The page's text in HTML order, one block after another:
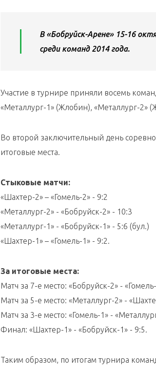
В «Бобруйск-Арене» 15-16
среди команд 2014 года.
Участие в турнире приняли восемь
«Металлург-1» (Жлобин), «Металлург-2»
Во второй заключительный день
итоговые места.
Стыковые матчи:
«Шахтер-2» – «Гомель-2» - 9:2
«Металлург-2» - «Бобруйск-2» - 10:3
«Металлург-1» - «Бобруйск-1» - 5:6 (бул.)
«Шахтер-1» – «Гомель-1» - 9:2.
За итоговые места:
Матч за 7-е место: «Бобруйск-2» -
Матч за 5-е место: «Металлург-2» -
Матч за 3-е место: «Гомель-1» -
Финал: «Шахтер-1» - «Бобруйск-1» - 9:5.
Таким образом, по итогам турнира